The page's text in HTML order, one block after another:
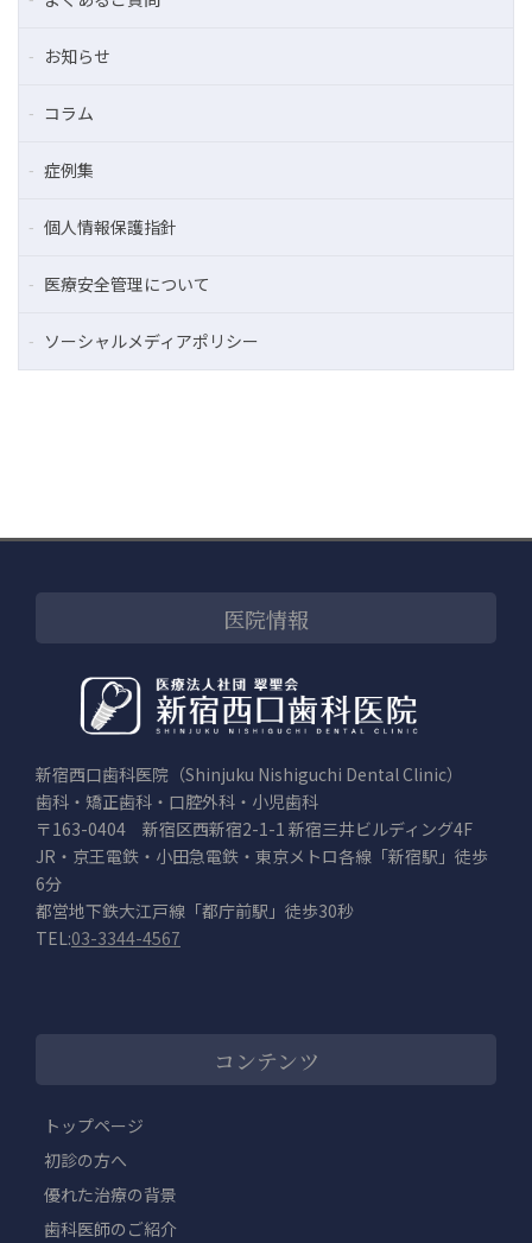
お知らせ
コラム
症例集
個人情報保護指針
医療安全管理について
ソーシャルメディアポリシー
医院情報
新宿西口歯科医院（Shinjuku Nishiguchi Dental Clinic）
歯科・矯正歯科・口腔外科・小児歯科
〒163-0404 新宿区西新宿2-1-1 新宿三井ビルディング4F
JR・京王電鉄・小田急電鉄・東京メトロ各線「新宿駅」徒歩
6分
都営地下鉄大江戸線「都庁前駅」徒歩30秒
TEL:03-3344-4567
コンテンツ
トップページ
初診の方へ
優れた治療の背景
歯科医師のご紹介